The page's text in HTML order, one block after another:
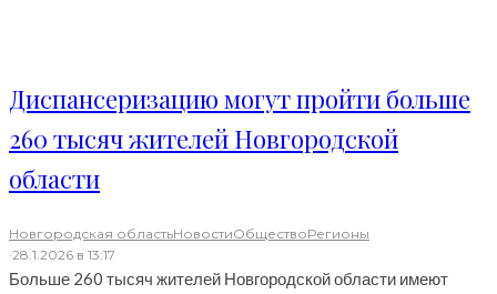
Диспансеризацию могут пройти больше
260 тысяч жителей Новгородской
области
Новгородская областьНовостиОбществоРегионы
·28.1.2026 в 13:17
Больше 260 тысяч жителей Новгородской области имеют